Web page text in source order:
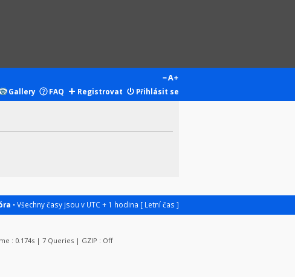
Gallery
FAQ Registrovat Přihlásit se
• Všechny časy jsou v UTC + 1 hodina [ Letní čas ]
: 0.174s | 7 Queries | GZIP : Off